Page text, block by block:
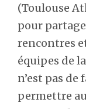
(Toulouse
pour
rencontres
équipes de
n’est pas
permettre